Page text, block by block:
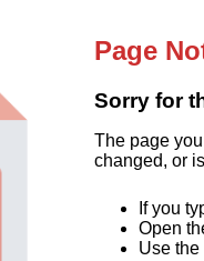
Page
Sorry for
The page
changed, or
If you
Open
Use